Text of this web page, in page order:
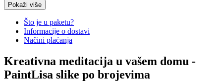
Pokaži više
Što je u paketu?
Informacije o dostavi
Načini plaćanja
Kreativna meditacija u vašem domu -
PaintLisa slike po brojevima